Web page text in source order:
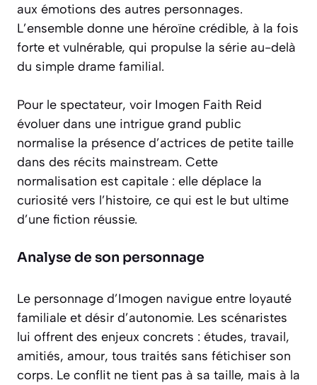
aux émotions des autres personnages.
L’ensemble donne une héroïne crédible, à la fois
forte et vulnérable, qui propulse la série au-delà
du simple drame familial.
Pour le spectateur, voir Imogen Faith Reid
évoluer dans une intrigue grand public
normalise la présence d’actrices de petite taille
dans des récits mainstream. Cette
normalisation est capitale : elle déplace la
curiosité vers l’histoire, ce qui est le but ultime
d’une fiction réussie.
Analyse de son personnage
Le personnage d’Imogen navigue entre loyauté
familiale et désir d’autonomie. Les scénaristes
lui offrent des enjeux concrets : études, travail,
amitiés, amour, tous traités sans fétichiser son
corps. Le conflit ne tient pas à sa taille, mais à la